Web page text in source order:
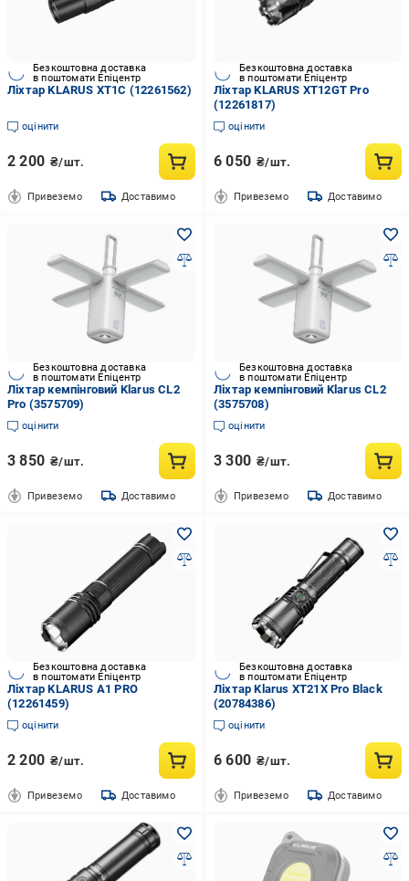
Безкоштовна доставка
в поштомати Епіцентр
Ліхтар KLARUS XT1C (12261562)
оцінити
2 200 ₴/шт.
Привеземо Доставимо
Безкоштовна доставка
в поштомати Епіцентр
Ліхтар KLARUS XT12GT Pro
(12261817)
оцінити
6 050 ₴/шт.
Привеземо Доставимо
Безкоштовна доставка
в поштомати Епіцентр
Ліхтар кемпінговий Klarus CL2
Pro (3575709)
оцінити
3 850 ₴/шт.
Привеземо Доставимо
Безкоштовна доставка
в поштомати Епіцентр
Ліхтар кемпінговий Klarus CL2
(3575708)
оцінити
3 300 ₴/шт.
Привеземо Доставимо
Безкоштовна доставка
в поштомати Епіцентр
Ліхтар KLARUS А1 PRO
(12261459)
оцінити
2 200 ₴/шт.
Привеземо Доставимо
Безкоштовна доставка
в поштомати Епіцентр
Ліхтар Klarus XT21X Pro Black
(20784386)
оцінити
6 600 ₴/шт.
Привеземо Доставимо